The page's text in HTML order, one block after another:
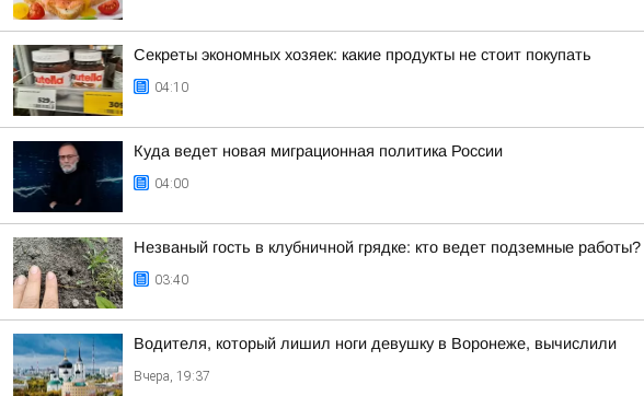
Секреты экономных хозяек: какие продукты не стоит покупать
04:10
Куда ведет новая миграционная политика России
04:00
Незваный гость в клубничной грядке: кто ведет подземные работы?
03:40
Водителя, который лишил ноги девушку в Воронеже, вычислили
Вчера, 19:37